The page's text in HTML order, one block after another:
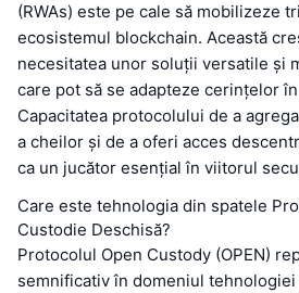
(RWAs) este pe cale să mobilizeze
ecosistemul blockchain. Această
necesitatea unor soluții versatile și
care pot să se adapteze cerințelor
Capacitatea protocolului de a
a cheilor și de a oferi acces
ca un jucător esențial în viitorul
Care este tehnologia din spatele
Custodie Deschisă?
Protocolul Open Custody (OPEN)
semnificativ în domeniul tehnologiei